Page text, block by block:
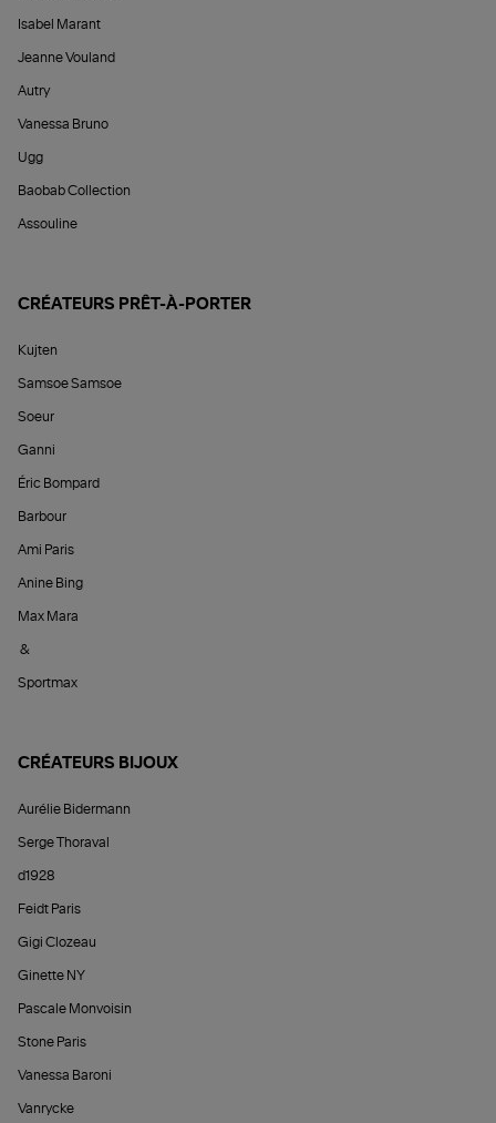
Isabel Marant
Jeanne Vouland
Autry
Vanessa Bruno
Ugg
Baobab Collection
Assouline
CRÉATEURS PRÊT-À-PORTER
Kujten
Samsoe Samsoe
Soeur
Ganni
Éric Bompard
Barbour
Ami Paris
Anine Bing
Max Mara
&
Sportmax
CRÉATEURS BIJOUX
Aurélie Bidermann
Serge Thoraval
d1928
Feidt Paris
Gigi Clozeau
Ginette NY
Pascale Monvoisin
Stone Paris
Vanessa Baroni
Vanrycke